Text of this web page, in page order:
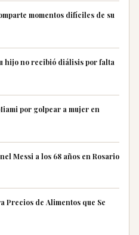
momentos difíciles de su
hijo no recibió diálisis por falta
por golpear a mujer en
Messi a los 68 años en Rosario
Precios de Alimentos que Se